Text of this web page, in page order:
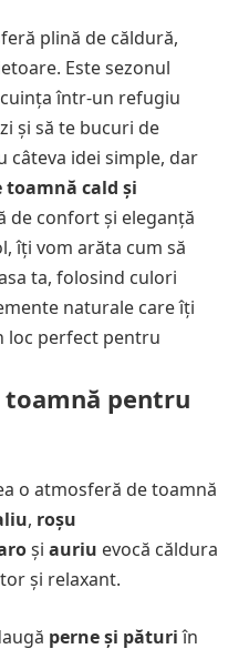
plină de căldură,
Este sezonul
într-un refugiu
și să te bucuri de
câteva idei simple, dar
toamnă cald și
de confort și eleganță
îți vom arăta cum să
ta, folosind culori
naturale care îți
loc perfect pentru
toamnă pentru
o atmosferă de toamnă
, roșu
și auriu evocă căldura
și relaxant.
perne și păturiîn